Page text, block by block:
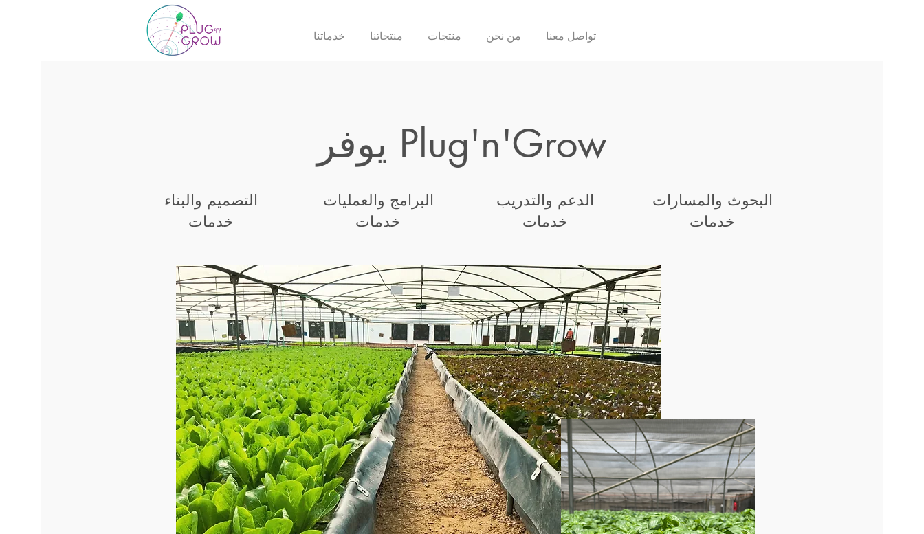
خدماتنا منتجاتنا منتجات من نحن تواصل معنا
يوفر Plug'n'Grow
التصميم والبناء
خدمات
البرامج والعمليات
خدمات
الدعم والتدريب
خدمات
البحوث والمسارات
خدمات